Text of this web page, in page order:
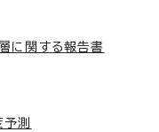
に関する報告書
測